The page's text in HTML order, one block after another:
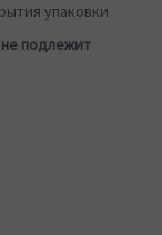
упаковки
не подлежит